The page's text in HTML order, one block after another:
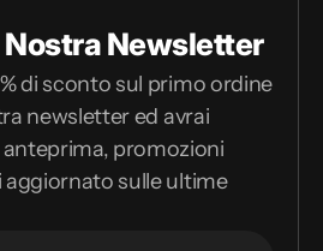
Newsletter
di sconto sul primo ordine
newsletter ed avrai
promozioni
aggiornato sulle ultime